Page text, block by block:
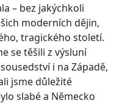
– bez jakýchkoli
moderních dějin,
tragického století.
se těšili z výsluní
i na Západě,
jsme důležité
slabé a Německo